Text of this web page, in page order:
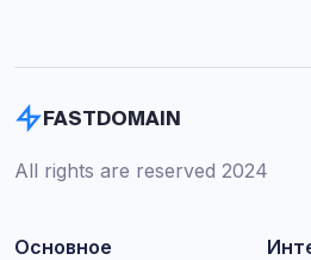
FASTDOMAIN
All rights are reserved 2024
Основное